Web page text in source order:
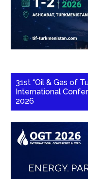
31st “Oil & Gas of
International
2026